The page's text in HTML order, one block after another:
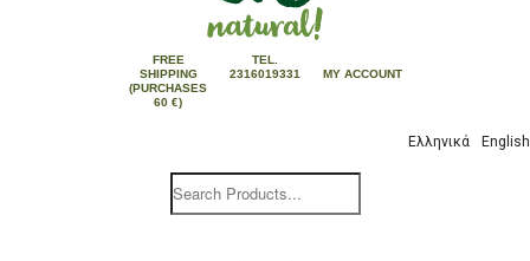
FREE
SHIPPING
(PURCHASES
60 €)
TEL.
2316019331
MY ACCOUNT
Ελληνικά English
Products